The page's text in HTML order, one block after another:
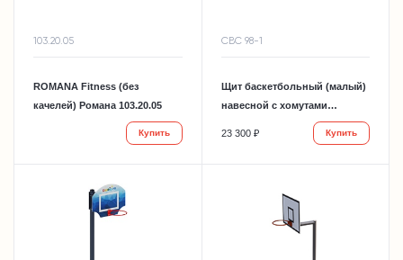
103.20.05
ROMANA Fitness (без
качелей) Романа 103.20.05
Купить
СВС 98-1
Щит баскетбольный (малый)
навесной с хомутами
СПОРТМЕН NEW СВС 98-1
23 300 ₽ Купить